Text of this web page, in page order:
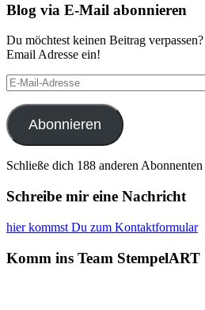
Blog via E-Mail abonnieren
Du möchtest keinen Beitrag
Email Adresse ein!
E-
Mail-
Adresse
Abonnieren
Schließe dich 188 anderen Abonnenten
Schreibe mir eine Nachricht
hier kommst Du zum Kontaktformular
Komm ins Team StempelART